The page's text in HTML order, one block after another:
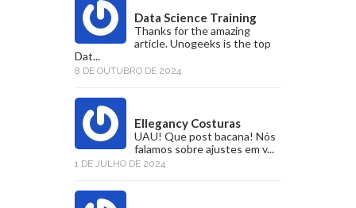
Data Science Training
Thanks for the amazing
article. Unogeeks is the top
Dat...
8 DE OUTUBRO DE 2024
Ellegancy Costuras
UAU! Que post bacana! Nós
falamos sobre ajustes em v...
1 DE JULHO DE 2024